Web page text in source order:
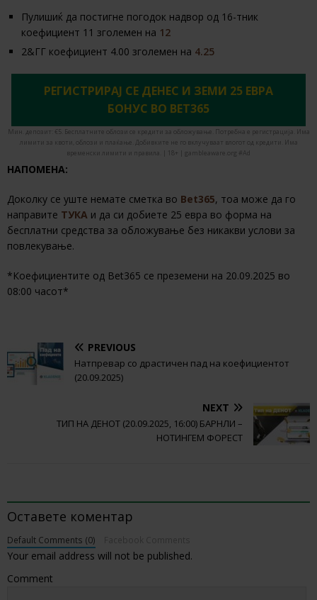
Пулишиќ да постигне погодок надвор од 16-тник
коефициент 11 зголемен на 12
2&ГГ коефициент 4.00 зголемен на 4.25
РЕГИСТРИРАЈ СЕ ДЕНЕС И ЗЕМИ 25 ЕВРА
БОНУС ВО BET365
Мин. депозит: €5. Бесплатните облози се кредити за обложување. Потребна е регистрација. Има
лимити за квоти, облози и плаќање. Добивките не го вклучуваат влогот од кредити. Има
временски лимити и правила. | 18+ | gambleaware.org #Ad
НАПОМЕНА:
Доколку се уште немате сметка во Bet365, тоа може да го
направите ТУКА и да си добиете 25 евра во форма на
бесплатни средства за обложување без никакви услови за
повлекување.
*Коефициентите од Bet365 се преземени на 20.09.2025 во
08:00 часот*
PREVIOUS
Натпревар со драстичен пад на коефициентот
(20.09.2025)
NEXT
ТИП НА ДЕНОТ (20.09.2025, 16:00) БАРНЛИ –
НОТИНГЕМ ФОРЕСТ
Оставете коментар
Default Comments (0)
Your email address will not be published.
Comment